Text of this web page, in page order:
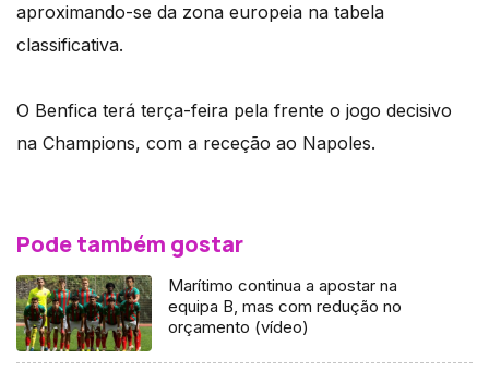
aproximando-se da zona europeia na tabela
classificativa.
O Benfica terá terça-feira pela frente o jogo decisivo
na Champions, com a receção ao Napoles.
Pode também gostar
Marítimo continua a apostar na
equipa B, mas com redução no
orçamento (vídeo)